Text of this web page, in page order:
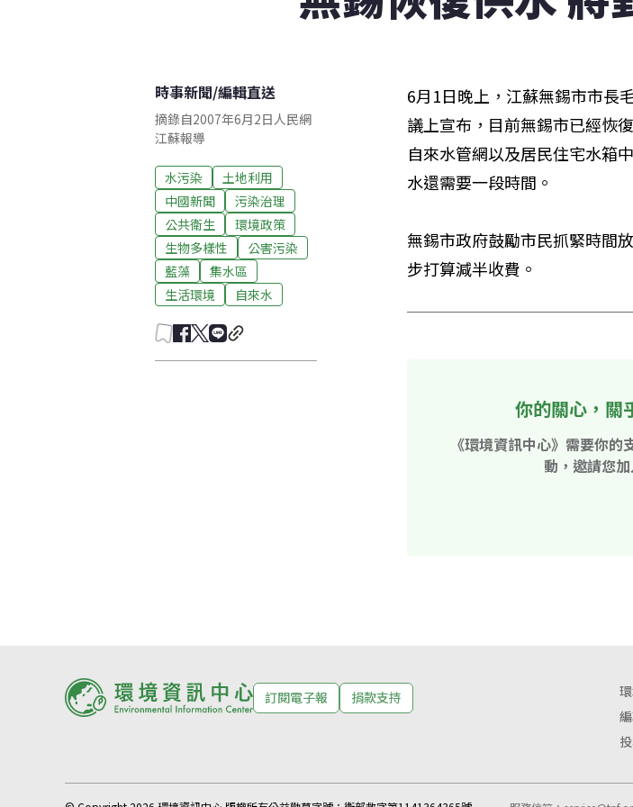
時事新聞/編輯直送
摘錄自2007年6月2日人民網
江蘇報導
水污染
土地利用
中國新聞
污染治理
公共衛生
環境政策
生物多樣性
公害污染
藍藻
集水區
生活環境
自來水
6月1日晚上，江蘇無錫市市長
議上宣布，目前無錫市已經恢
自來水管網以及居民住宅水箱
水還需要一段時間。
無錫市政府鼓勵市民抓緊時間
步打算減半收費。
你的關心，關
《環境資訊中心》需要你
動，邀請您
訂閱電子報 捐款支持